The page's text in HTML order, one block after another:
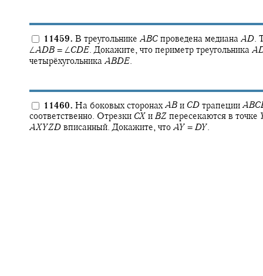
11459. В треугольнике ABC проведена медиана AD.
∠ADB = ∠CDE. Докажите, что периметр треугольника A
четырёхугольника ABDE.
11460. На боковых сторонах AB и CD трапеции ABC
соответственно. Отрезки CX и BZ пересекаются в точке
AXYZD вписанный. Докажите, что AY = DY.